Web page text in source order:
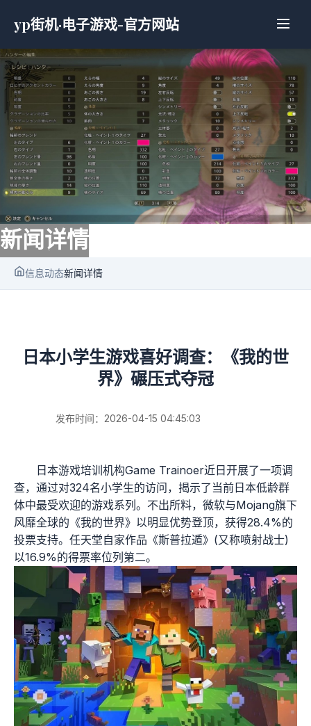
yp街机·电子游戏-官方网站
新闻详情
信息动态新闻详情
日本小学生游戏喜好调查：《我的世
界》碾压式夺冠
发布时间：2026-04-15 04:45:03
日本游戏培训机构Game Trainoer近日开展了一项调
查，通过对324名小学生的访问，揭示了当前日本低龄群
体中最受欢迎的游戏系列。不出所料，微软与Mojang旗下
风靡全球的《我的世界》以明显优势登顶，获得28.4%的
投票支持。任天堂自家作品《斯普拉遁》(又称喷射战士)
以16.9%的得票率位列第二。